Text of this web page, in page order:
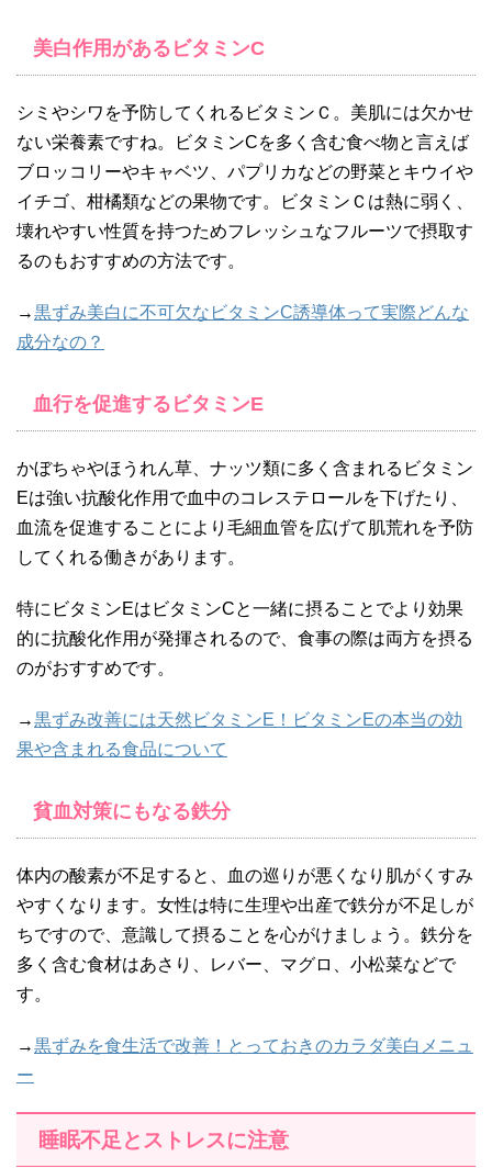
美白作用があるビタミンC
シミやシワを予防してくれるビタミンＣ。美肌には欠かせ
ない栄養素ですね。ビタミンCを多く含む食べ物と言えば
ブロッコリーやキャベツ、パプリカなどの野菜とキウイや
イチゴ、柑橘類などの果物です。ビタミンＣは熱に弱く、
壊れやすい性質を持つためフレッシュなフルーツで摂取す
るのもおすすめの方法です。
→黒ずみ美白に不可欠なビタミンC誘導体って実際どんな
成分なの？
血行を促進するビタミンE
かぼちゃやほうれん草、ナッツ類に多く含まれるビタミン
Eは強い抗酸化作用で血中のコレステロールを下げたり、
血流を促進することにより毛細血管を広げて肌荒れを予防
してくれる働きがあります。
特にビタミンEはビタミンCと一緒に摂ることでより効果
的に抗酸化作用が発揮されるので、食事の際は両方を摂る
のがおすすめです。
→黒ずみ改善には天然ビタミンE！ビタミンEの本当の効
果や含まれる食品について
貧血対策にもなる鉄分
体内の酸素が不足すると、血の巡りが悪くなり肌がくすみ
やすくなります。女性は特に生理や出産で鉄分が不足しが
ちですので、意識して摂ることを心がけましょう。鉄分を
多く含む食材はあさり、レバー、マグロ、小松菜などで
す。
→黒ずみを食生活で改善！とっておきのカラダ美白メニュ
ー
睡眠不足とストレスに注意